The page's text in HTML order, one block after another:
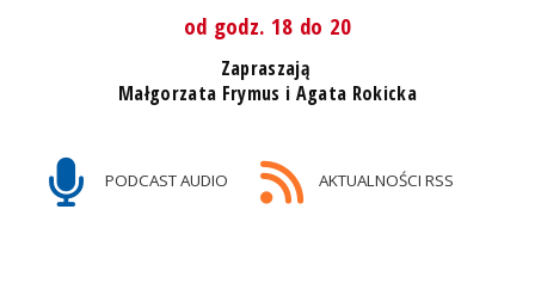
od godz. 18 do 20
Zapraszają
Małgorzata Frymus i Agata Rokicka
PODCAST AUDIO AKTUALNOŚCI RSS